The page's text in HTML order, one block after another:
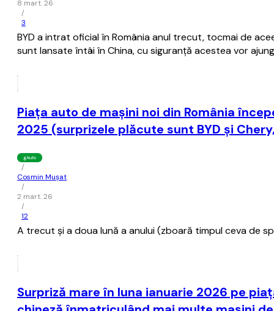
8 mart. 26
/
3
BYD a intrat oficial în România anul trecut, tocmai de
sunt lansate întâi în China, cu siguranţă acestea vor
Piaţa auto de maşini noi din România
2025 (surprizele plăcute sunt BYD şi
gAuto
/
Cosmin Mușat
/
2 mart. 26
/
12
A trecut şi a doua lună a anului (zboară timpul ceva de
Surpriză mare în luna ianuarie 2026 pe